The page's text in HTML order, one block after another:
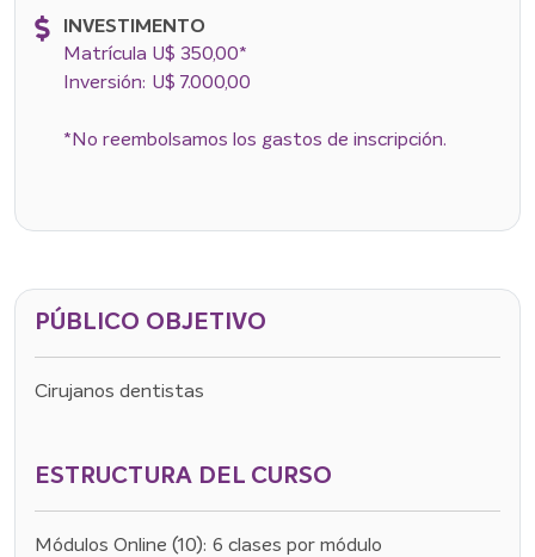
INVESTIMENTO
Matrícula U$ 350,00*
Inversión: U$ 7.000,00
*No reembolsamos los gastos de inscripción.
PÚBLICO OBJETIVO
Cirujanos dentistas
ESTRUCTURA DEL CURSO
Módulos Online (10): 6 clases por módulo